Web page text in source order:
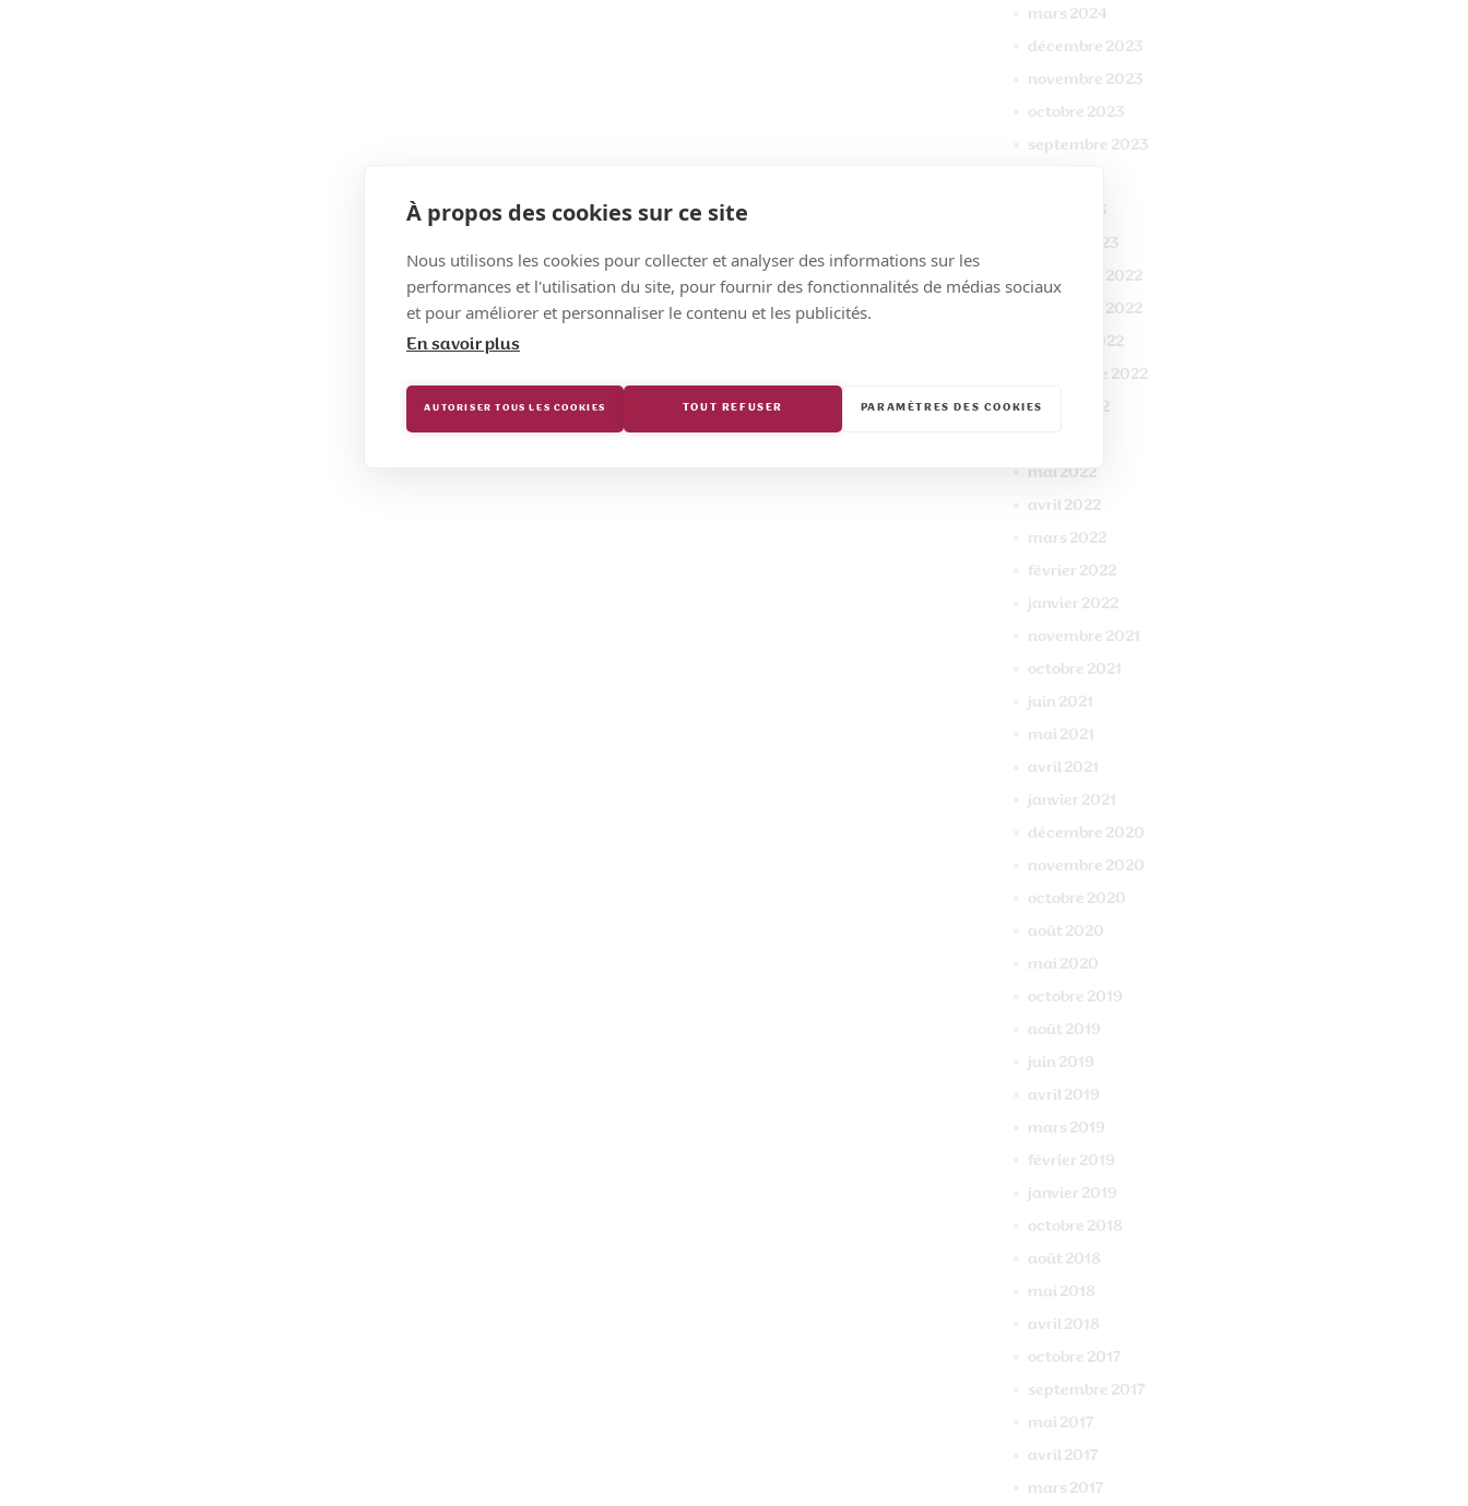
À propos des cookies sur ce site
Nous utilisons les cookies pour collecter et analyser des informations sur les
performances et l'utilisation du site, pour fournir des fonctionnalités de médias sociaux
et pour améliorer et personnaliser le contenu et les publicités.
En savoir plus
AUTORISER TOUS LES COOKIES TOUT REFUSER PARAMÈTRES DES COOKIES
mars 2024
décembre 2023
novembre 2023
octobre 2023
septembre 2023
2023
2023
2022
2022
2022
septembre 2022
juillet 2022
mai 2022
avril 2022
mars 2022
février 2022
janvier 2022
novembre 2021
octobre 2021
juin 2021
mai 2021
avril 2021
janvier 2021
décembre 2020
novembre 2020
octobre 2020
août 2020
mai 2020
octobre 2019
août 2019
juin 2019
avril 2019
mars 2019
février 2019
janvier 2019
octobre 2018
août 2018
mai 2018
avril 2018
octobre 2017
septembre 2017
mai 2017
avril 2017
mars 2017